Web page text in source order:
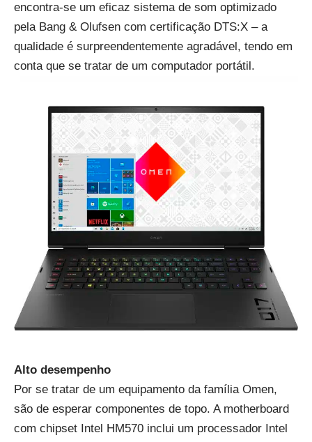
encontra-se um eficaz sistema de som optimizado
pela Bang & Olufsen com certificação DTS:X – a
qualidade é surpreendentemente agradável, tendo em
conta que se tratar de um computador portátil.
Alto desempenho
Por se tratar de um equipamento da família Omen,
são de esperar componentes de topo. A motherboard
com chipset Intel HM570 inclui um processador Intel